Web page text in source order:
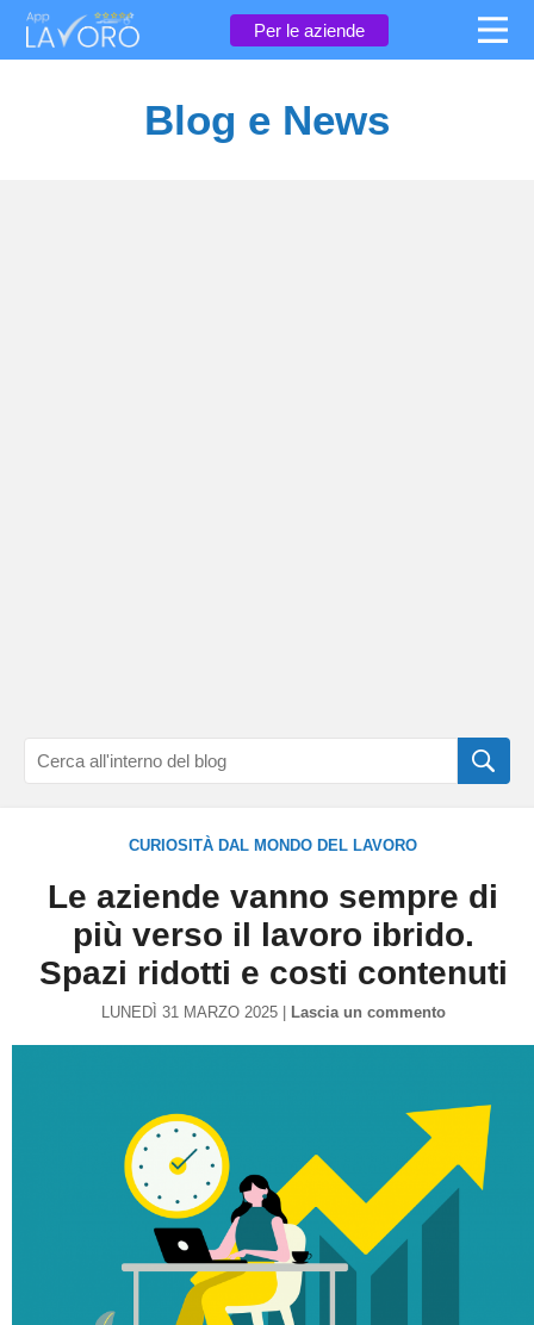
Per le aziende ×
Blog e News
CURIOSITà DAL MONDO DEL LAVORO
Le aziende vanno sempre di
più verso il lavoro ibrido.
Spazi ridotti e costi contenuti
LUNEDÌ 31 MARZO 2025 | Lascia un commento